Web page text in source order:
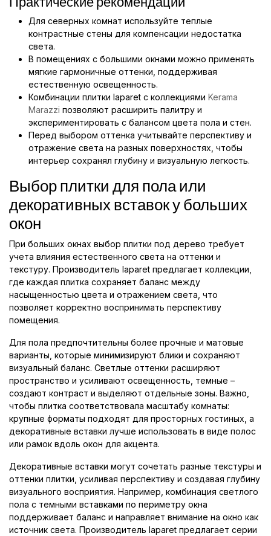
Для северных комнат используйте теплые
контрастные стены для компенсации недостатка
света.
В помещениях с большими окнами можно применять
мягкие гармоничные оттенки, поддерживая
естественную освещенность.
Комбинации плитки laparet с коллекциями Kerama
Marazzi позволяют расширить палитру и
экспериментировать с балансом цвета пола и стен.
Перед выбором оттенка учитывайте перспективу и
отражение света на разных поверхностях, чтобы
интерьер сохранял глубину и визуальную легкость.
Выбор плитки для пола или
декоративных вставок у больших
окон
При больших окнах выбор плитки под дерево требует
учета влияния естественного света на оттенки и
текстуру. Производитель laparet предлагает коллекции,
где каждая плитка сохраняет баланс между
насыщенностью цвета и отражением света, что
позволяет корректно воспринимать перспективу
помещения.
Для пола предпочтительны более прочные и матовые
варианты, которые минимизируют блики и сохраняют
визуальный баланс. Светлые оттенки расширяют
пространство и усиливают освещенность, темные –
создают контраст и выделяют отдельные зоны. Важно,
чтобы плитка соответствовала масштабу комнаты:
крупные форматы подходят для просторных гостиных, а
декоративные вставки лучше использовать в виде полос
или рамок вдоль окон для акцента.
Декоративные вставки могут сочетать разные текстуры и
оттенки плитки, усиливая перспективу и создавая глубину
визуального восприятия. Например, комбинация светлого
пола с темными вставками по периметру окна
поддерживает баланс и направляет внимание на окно как
источник света. Производитель laparet предлагает серии